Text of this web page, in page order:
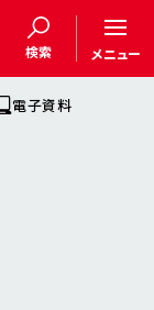
検索 メニュー
電子資料